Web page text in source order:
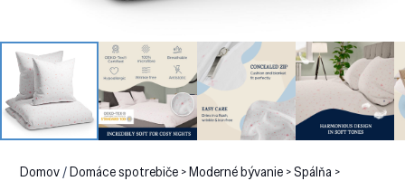
Domov/Domáce spotrebiče > Moderné bývanie > Spálňa >